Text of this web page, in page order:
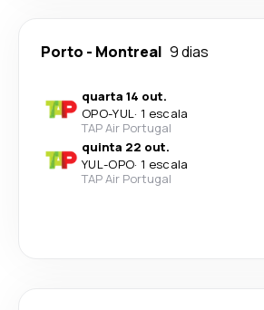
Porto - Montreal 9 dias
quarta 14 out.
OPO-YUL· 1 escala
TAP Air Portugal
quinta 22 out.
YUL-OPO· 1 escala
TAP Air Portugal